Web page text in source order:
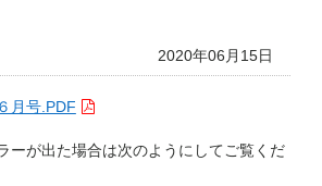
2020年06月15日
月号.PDF
ーが出た場合は次のようにしてご覧くだ